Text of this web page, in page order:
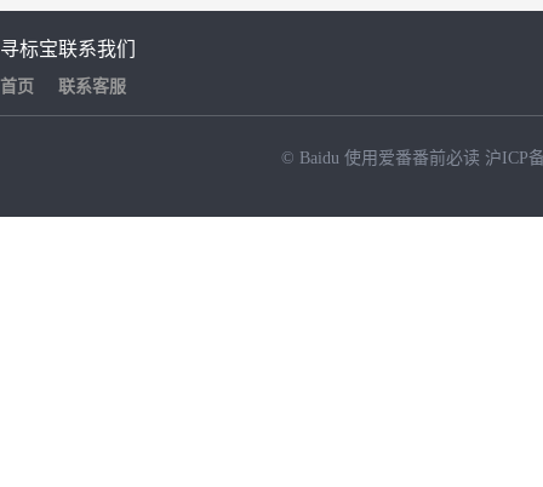
寻标宝
首页
联系我们
联系客服
© Baidu 使用爱番番前必读 沪ICP